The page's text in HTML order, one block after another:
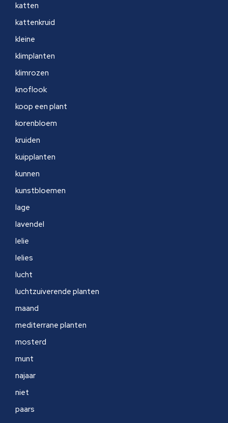
katten
kattenkruid
kleine
klimplanten
klimrozen
knoflook
koop een plant
korenbloem
kruiden
kuipplanten
kunnen
kunstbloemen
lage
lavendel
lelie
lelies
lucht
luchtzuiverende planten
maand
mediterrane planten
mosterd
munt
najaar
niet
paars